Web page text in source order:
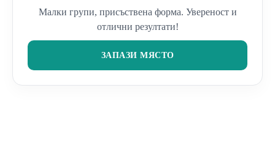
Малки групи, присъствена форма. Увереност и
отлични резултати!
ЗАПАЗИ МЯСТО